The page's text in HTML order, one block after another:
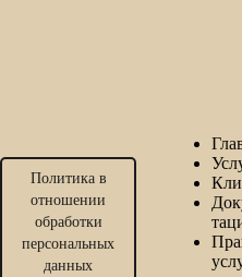
Политика в
отношении
обработки
персональных
данных